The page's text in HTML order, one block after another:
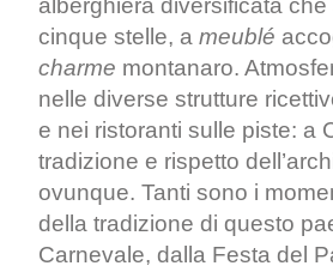
alberghiera diversificata
cinque stelle, a meublé
charme montanaro.
nelle diverse strutture
e nei ristoranti sulle piste: a
tradizione e rispetto
ovunque. Tanti sono i
della tradizione di questo
Carnevale, dalla Festa del